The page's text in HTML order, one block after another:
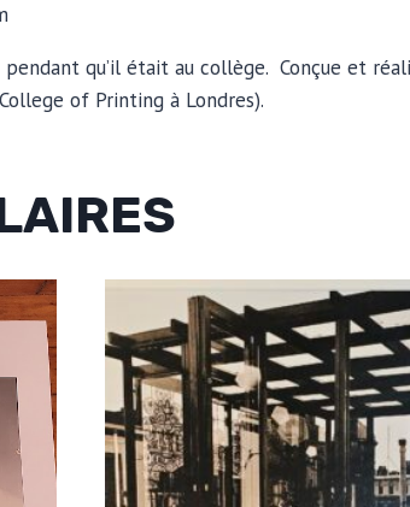
qu’il était au collège. Conçue et
of Printing à Londres).